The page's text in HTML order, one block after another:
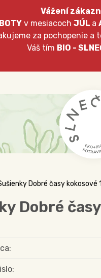
Vážení
v mesiacoch JÚL a
za pochopenie a
Váš tím BIO -
Dobré časy kokosové
Dobré